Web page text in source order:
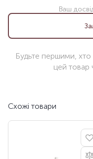
Ваш
Будьте першими,
цей товар
Схожі товари